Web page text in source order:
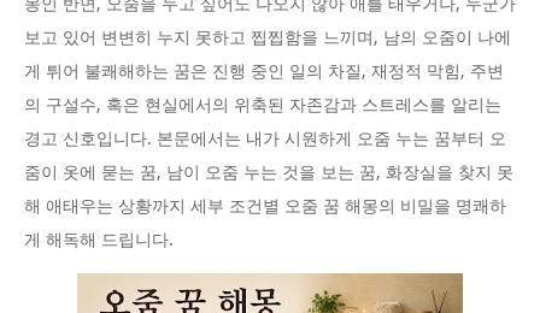
몽인 반면, 오줌을 누고 싶어도 나오지 않아 애를 태우거나, 누군가
보고 있어 변변히 누지 못하고 찝찝함을 느끼며, 남의 오줌이 나에
게 튀어 불쾌해하는 꿈은 진행 중인 일의 차질, 재정적 막힘, 주변
의 구설수, 혹은 현실에서의 위축된 자존감과 스트레스를 알리는
경고 신호입니다. 본문에서는 내가 시원하게 오줌 누는 꿈부터 오
줌이 옷에 묻는 꿈, 남이 오줌 누는 것을 보는 꿈, 화장실을 찾지 못
해 애태우는 상황까지 세부 조건별 오줌 꿈 해몽의 비밀을 명쾌하
게 해독해 드립니다.